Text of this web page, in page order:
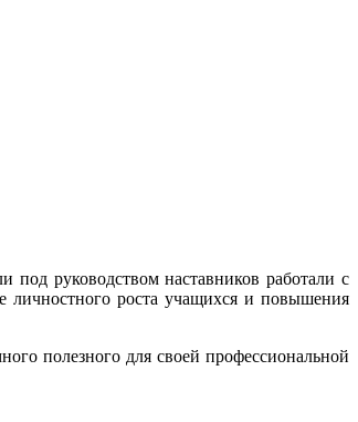
под руководством наставников работали с
личностного роста учащихся и повышения
полезного для своей профессиональной